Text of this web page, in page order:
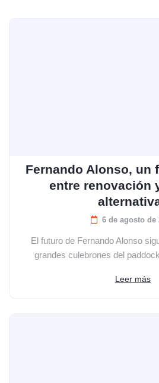
Fernando Alonso, un
entre renovación
6 de agosto de
El futuro de Fernando Alonso
grandes culebrones del
Leer más